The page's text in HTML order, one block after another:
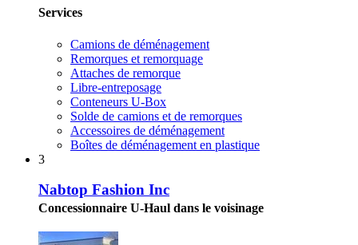
Services
Camions de déménagement
Remorques et remorquage
Attaches de remorque
Libre-entreposage
Conteneurs U-Box
Solde de camions et de remorques
Accessoires de déménagement
Boîtes de déménagement en plastique
3
Nabtop Fashion Inc
Concessionnaire U-Haul dans le voisinage